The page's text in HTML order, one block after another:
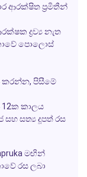
ආරක්ෂිත ප්‍රමිතීන්
ද්‍රව්‍ය නැත
පොලොස්
කරන්න, පිසීමේ
කාලය
සහ සත්‍ය දූපත් රස
මඟින්
රස ලබා